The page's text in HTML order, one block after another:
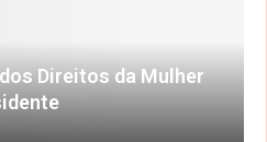
Direitos da Mulher